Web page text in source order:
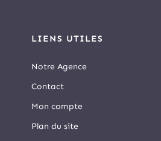
LIENS UTILES
Notre Agence
Contact
Mon compte
Plan du site